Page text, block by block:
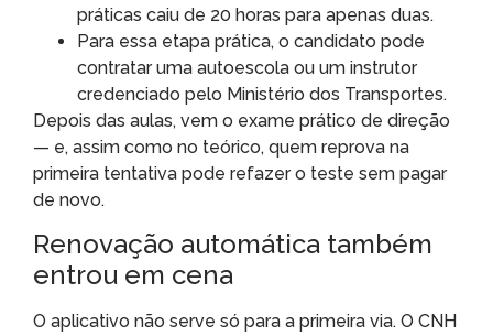
práticas caiu de 20 horas para apenas duas.
Para essa etapa prática, o candidato pode
contratar uma autoescola ou um instrutor
credenciado pelo Ministério dos Transportes.
Depois das aulas, vem o exame prático de direção
— e, assim como no teórico, quem reprova na
primeira tentativa pode refazer o teste sem pagar
de novo.
Renovação automática também
entrou em cena
O aplicativo não serve só para a primeira via. O CNH